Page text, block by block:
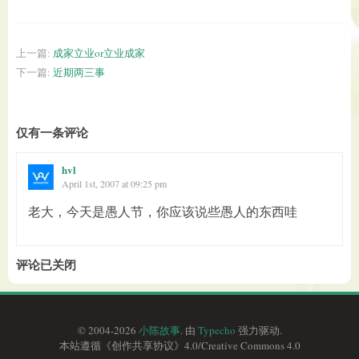
上一篇: 成家立业or立业成家
下一篇: 近期两三事
仅有一条评论
hvl
April 1st, 2007 at 09:25 pm
老大，今天是愚人节，你应该说些愚人的东西哇
评论已关闭
© 2004-2026 小陈故事. 由 Typecho 强力驱动.
本站遵循《创作共享协议》4.0/Creative Commons 4.0